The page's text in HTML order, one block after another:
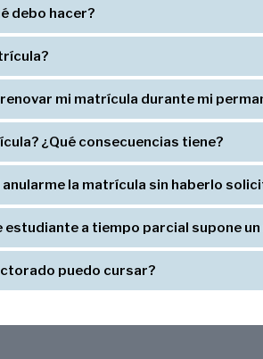
debo hacer?
mi matrícula durante mi
¿Qué consecuencias tiene?
anularme la matrícula sin haberlo
estudiante a tiempo parcial supone
puedo cursar?